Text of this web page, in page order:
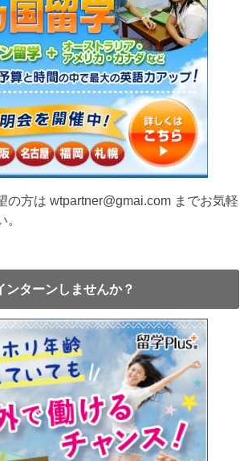
の方は wtpartner@gmai.com までお気軽
ンターンしませんか？